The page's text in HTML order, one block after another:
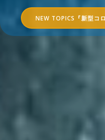
NEW TOPICS『新型コ